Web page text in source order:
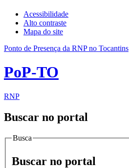
Acessibilidade
Alto contraste
Mapa do site
Ponto de Presença da RNP no Tocantins
PoP-TO
RNP
Buscar no portal
Busca
Buscar no portal